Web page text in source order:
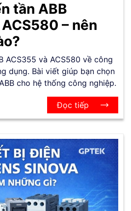
tần ABB
– nên
ACS355 và ACS580 về công
dụng. Bài viết giúp bạn chọn
cho hệ thống công nghiệp.
Đọc tiếp